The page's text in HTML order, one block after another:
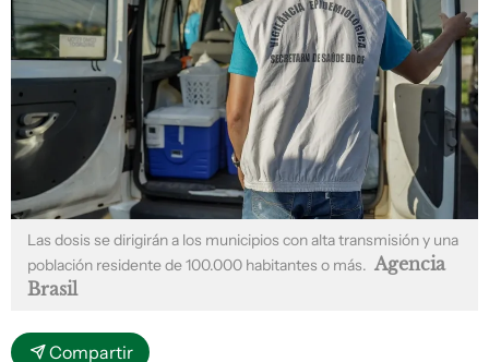
Las dosis se dirigirán a los municipios con alta transmisión y una
población residente de 100.000 habitantes o más. Agencia
Brasil
Compartir